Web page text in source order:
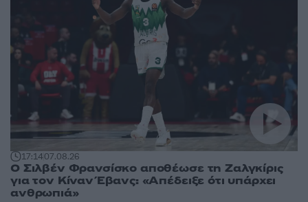
17:1407.08.26
Ο Σιλβέν Φρανσίσκο αποθέωσε τη Ζαλγκίρις
για τον Κίναν Έβανς: «Απέδειξε ότι υπάρχει
ανθρωπιά»